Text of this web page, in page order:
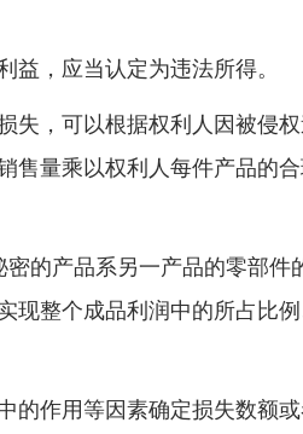
，应当认定为违法所得。
，可以根据权利人因被侵
量乘以权利人每件产品的
的产品系另一产品的零部件
整个成品利润中的所占比
作用等因素确定损失数额或